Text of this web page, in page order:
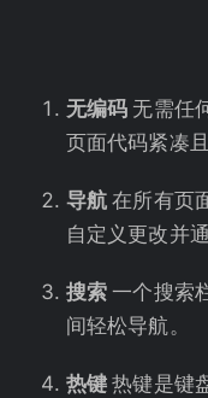
无编码 无需任
页面代码紧凑
导航在所有页
自定义更改并
搜索一个搜索
间轻松导航。
热键热键是键